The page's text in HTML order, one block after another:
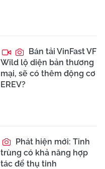
Bán tải VinFast VF
Wild lộ diện bản thương
mại, sẽ có thêm động cơ
EREV?
Phát hiện mới: Tinh
trùng có khả năng hợp
tác để thụ tinh